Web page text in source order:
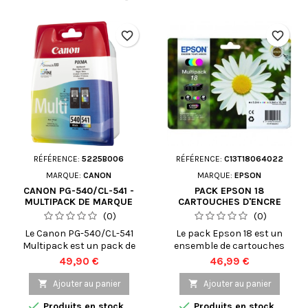
RÉFÉRENCE: 5225B006
MARQUE: CANON
CANON PG-540/CL-541 -
MULTIPACK DE MARQUE
CANON 5225B006 NOIR ET
COULEUR
(0)
Le Canon PG-540/CL-541
Multipack est un pack de
cartouches d'encre
d'origine de la marque
Canon qui contient une
cartouche noire PG-540 et
Prix
49,90 €
 Ajouter au panier
favorite_border
RÉFÉRENCE: C13T18064022
MARQUE: EPSON
PACK EPSON 18
CARTOUCHES D'ENCRE
ORIGINALES C13T18064022
PÂQUERETTE
(0)
Le pack Epson 18 est un
ensemble de cartouches
d'encre d'origine conçu
pour être utilisé avec les
imprimantes jet d'encre
Epson de la série
Prix
46,99 €
 Ajouter au panier
favorite_border